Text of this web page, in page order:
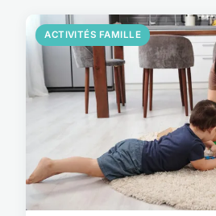
ACTIVITÉS FAMILLE